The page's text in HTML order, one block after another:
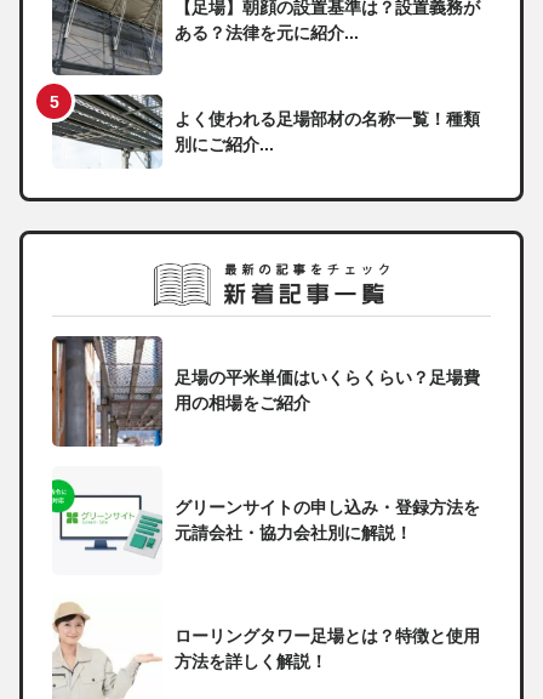
【足場】朝顔の設置基準は？設置義務が
ある？法律を元に紹介...
よく使われる足場部材の名称一覧！種類
別にご紹介...
足場の平米単価はいくらくらい？足場費
用の相場をご紹介
グリーンサイトの申し込み・登録方法を
元請会社・協力会社別に解説！
ローリングタワー足場とは？特徴と使用
方法を詳しく解説！